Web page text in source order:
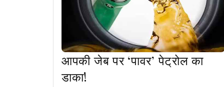
आपकी जेब पर ‘पावर’ पेट्रोल का
डाका!